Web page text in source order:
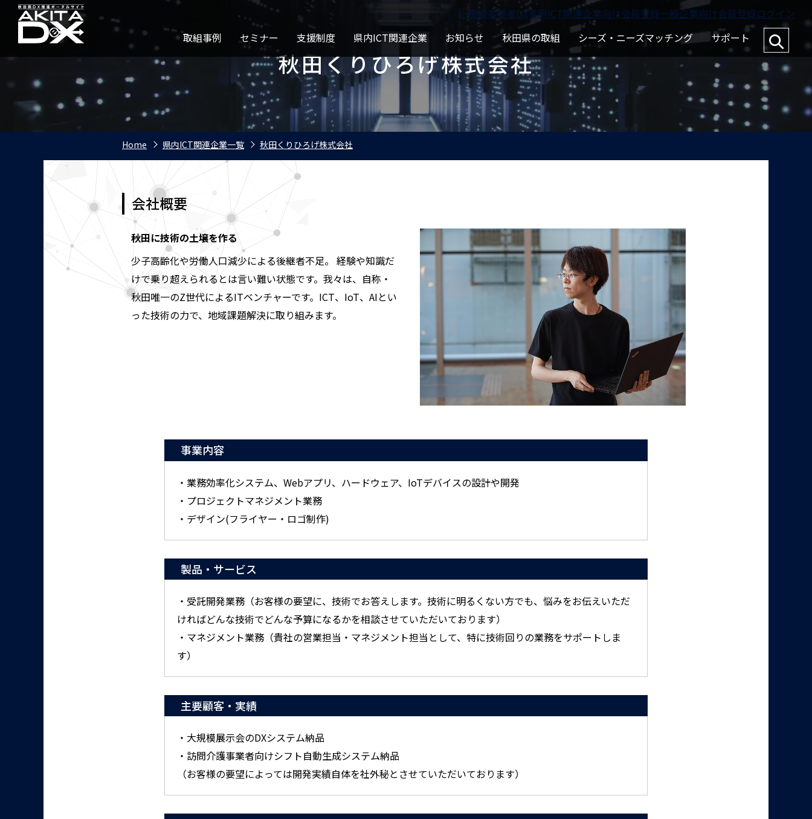
⼩規模事業者DX事例ICT関連企業向け会員登録一般企業向け会員登録ログイン
取組事例
セミナー 支援制度 県内ICT関連企業 お知らせ 秋田県の取組 シーズ・ニーズマッチング サポート
秋田くりひろげ株式会社
Home 県内ICT関連企業一覧 秋田くりひろげ株式会社
会社概要
秋田に技術の土壌を作る
少子高齢化や労働人口減少による後継者不足。 経験や知識だ
けで乗り超えられるとは言い難い状態です。我々は、自称・
秋田唯一のZ世代によるITベンチャーです。ICT、IoT、AIとい
った技術の力で、地域課題解決に取り組みます。
事業内容
・業務効率化システム、Webアプリ、ハードウェア、IoTデバイスの設計や開発
・プロジェクトマネジメント業務
・デザイン(フライヤー・ロゴ制作)
製品・サービス
・受託開発業務（お客様の要望に、技術でお答えします。技術に明るくない方でも、悩みをお伝えいただ
ければどんな技術でどんな予算になるかを相談させていただいております）
・マネジメント業務（貴社の営業担当・マネジメント担当として、特に技術回りの業務をサポートしま
す）
主要顧客・実績
・大規模展示会のDXシステム納品
・訪問介護事業者向けシフト自動生成システム納品
（お客様の要望によっては開発実績自体を社外秘とさせていただいております）